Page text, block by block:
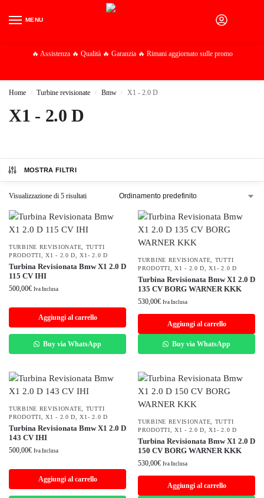
MENU
🔥 Assistenza 🔥 Qualità 🔥 Garanzia 🔥 Rimani aggiornato sulle promo
Home / Turbine revisionate / Bmw / X1 - 2.0 D
X1 - 2.0 D
MOSTRA FILTRI
Visualizzazione di 5 risultati
TURBINE REVISIONATE
TUTTI
PRODOTTI ,X1 - 2.0 D ,X1- 2.0 D
Turbina Revisionata Bmw X1 2.0 D
115 CV IHI
500,00€ Iva Inclusa
Aggiungi al carrello
Buy via WhatsApp
TURBINE REVISIONATE
TUTTI
PRODOTTI ,X1 - 2.0 D ,X1- 2.0 D
Turbina Revisionata Bmw X1 2.0 D
135 CV BORG WARNER KKK
530,00€ Iva Inclusa
Aggiungi al carrello
Buy via WhatsApp
TURBINE REVISIONATE
TUTTI
PRODOTTI ,X1 - 2.0 D ,X1- 2.0 D
Turbina Revisionata Bmw X1 2.0 D
143 CV IHI
500,00€ Iva Inclusa
Aggiungi al carrello
TURBINE REVISIONATE
TUTTI
PRODOTTI ,X1 - 2.0 D ,X1- 2.0 D
Turbina Revisionata Bmw X1 2.0 D
150 CV BORG WARNER KKK
530,00€ Iva Inclusa
Aggiungi al carrello